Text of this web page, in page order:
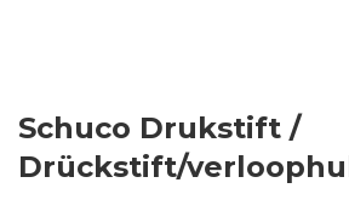
Login
Schuco Drukstift /
Drückstift/